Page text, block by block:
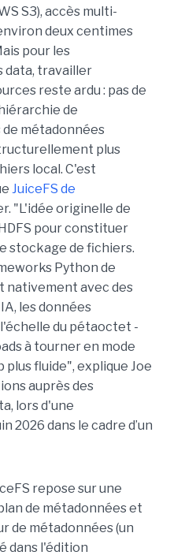
S3), accès multi-
deux centimes
pour les
data, travailler
reste ardu : pas de
de
métadonnées
plus
local. C'est
JuiceFS de
"L'idée originelle de
pour constituer
stockage de fichiers.
Python de
nativement avec des
les données
du pétaoctet -
à tourner en mode
fluide", explique Joe
auprès des
lors d'une
2026 dans le cadre d’un
repose sur une
de métadonnées et
de métadonnées (un
dans l'édition